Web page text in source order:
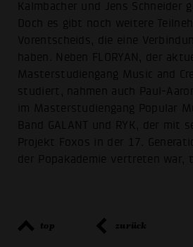
Kalmbacher und Jens Schneider
Doch es gibt noch weitere
Vorentscheids, die eine
haben. Neben FLORYAN, der
Masterstudiengang Music and
studiert, nahmen auch Paul-
im Masterstudiengang Popular
Band GALANT und RYK, der mit
Projekt Foxos in der 17.
der Popakademie vertreten war,
top zurück